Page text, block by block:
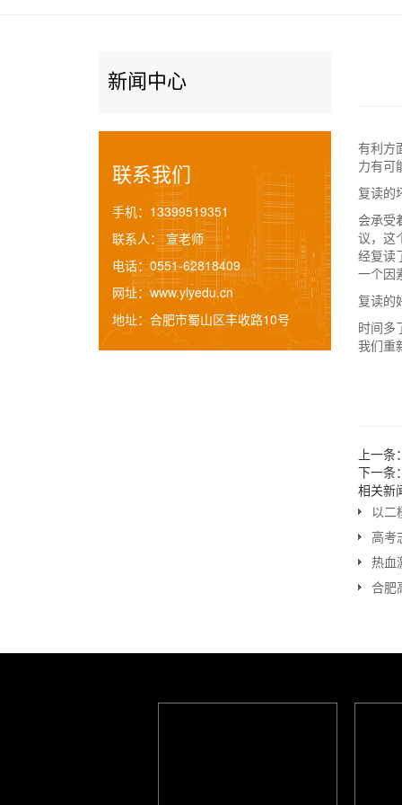
新闻中心
联系我们
手机： 13399519351
联系人：宣老师
电话：0551-62818409
网址：www.ylyedu.cn
地址：合肥市蜀山区丰收路10号
有利方
力有可
复读的
会承受
议，这
经复读
一个因
复读的
时间多
我们重
上一条
下一条
相关新
高考